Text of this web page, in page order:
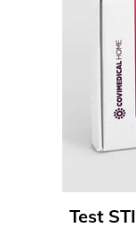
Test